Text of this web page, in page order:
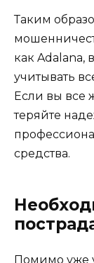
Таким
как Adalana,
учитывать
Если вы все
теряйте
средства.
Помимо уже